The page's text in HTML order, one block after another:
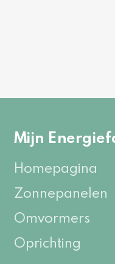
Mijn
Homepagina
Zonnepanelen
Omvormers
Oprichting